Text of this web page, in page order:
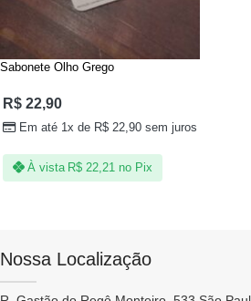
Sabonete Olho Grego
R$22,90
Em até 1x de R$ 22,90 sem juros
À vista R$ 22,21 no Pix
Nossa Localização